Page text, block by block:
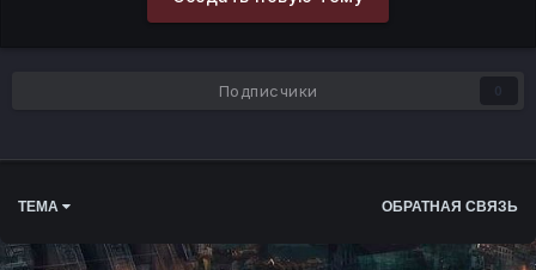
Подписчики 0
ТЕМА ОБРАТНАЯ СВЯЗЬ